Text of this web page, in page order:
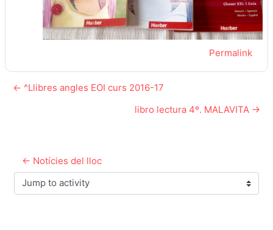
Permalink
← ^Llibres angles EOI curs 2016-17
libro lectura 4º. MALAVITA →
← Notícies del lloc
Jump to activity